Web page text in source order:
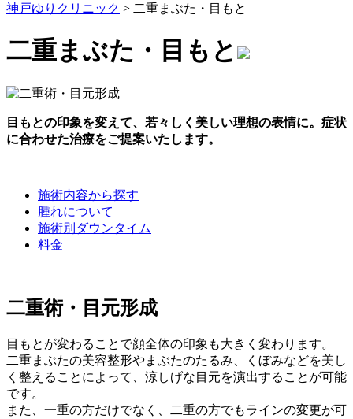
神戸ゆりクリニック > 二重まぶた・目もと
二重まぶた・目もと
目もとの印象を変えて、若々しく美しい理想の表情に。症状
に合わせた治療をご提案いたします。
施術内容から探す
腫れについて
施術別ダウンタイム
料金
二重術・目元形成
目もとが変わることで顔全体の印象も大きく変わります。
二重まぶたの美容整形やまぶたのたるみ、くぼみなどを美し
く整えることによって、涼しげな目元を演出することが可能
です。
また、一重の方だけでなく、二重の方でもラインの変更が可